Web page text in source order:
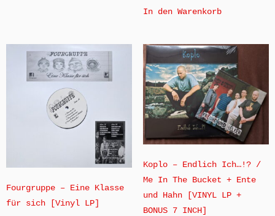
In den Warenkorb
Fourgruppe – Eine Klasse
für sich [Vinyl LP]
Koplo – Endlich Ich…!? /
Me In The Bucket + Ente
und Hahn [VINYL LP +
BONUS 7 INCH]